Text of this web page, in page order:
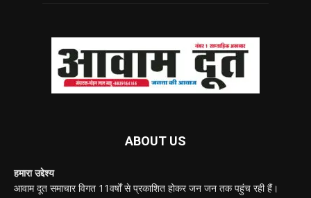
ABOUT US
हमारा उद्देश्य
आवाम दूत समाचार विगत 11वर्षों से प्रकाशित होकर जन जन तक पहुंच रही हैं।